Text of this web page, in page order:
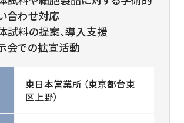
合わせ対応
試料の提案、導入支援
会での拡宣活動
東日本営業所 （東京都台東
区上野）